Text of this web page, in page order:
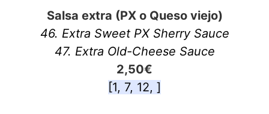
Salsa extra (PX o Queso viejo)
46. Extra Sweet PX Sherry Sauce
47. Extra Old-Cheese Sauce
2,50€
[1, 7, 12, ]